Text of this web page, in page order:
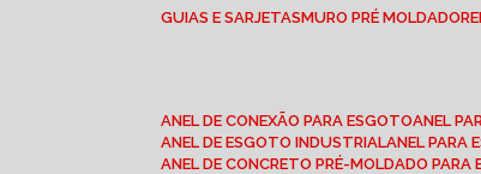
GUIAS E SARJETAS
MURO PRÉ MOLDADO
ANEL DE CONEXÃO PARA ESGOTO ANEL
ANEL DE ESGOTO INDUSTRIAL ANEL
ANEL DE CONCRETO PRÉ-MOLDADO PARA